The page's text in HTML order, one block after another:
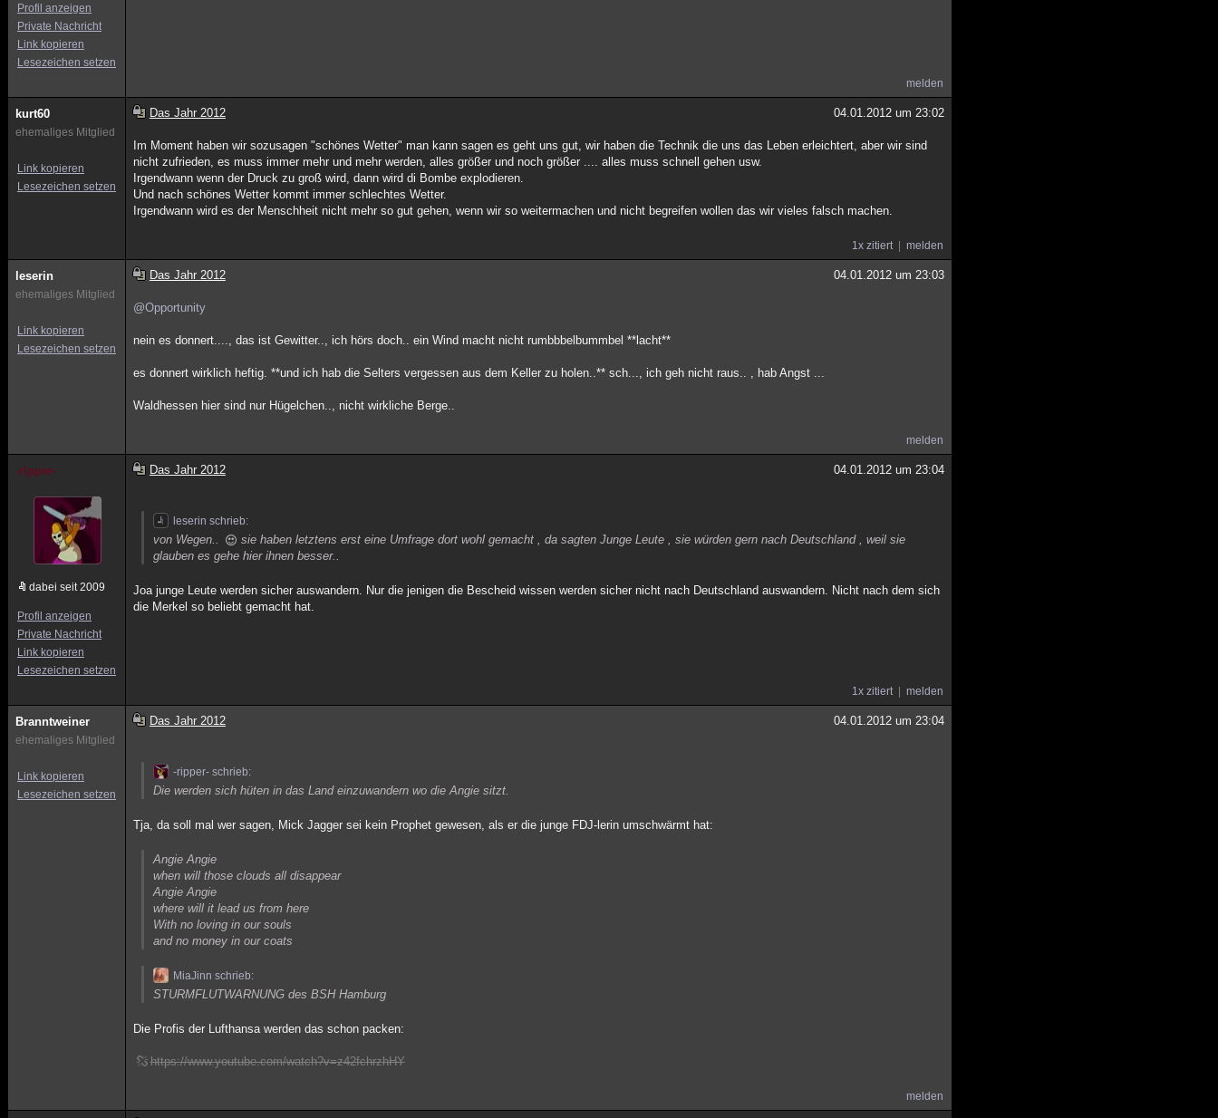
Profil anzeigen
Private Nachricht
Link kopieren
Lesezeichen setzen
melden
kurt60
ehemaliges Mitglied
Link kopieren
Lesezeichen setzen
Das Jahr 2012 04.01.2012 um 23:02
Im Moment haben wir sozusagen "schönes Wetter" man kann sagen es geht uns gut, wir haben die Technik die uns das Leben erleichtert, aber wir sind
nicht zufrieden, es muss immer mehr und mehr werden, alles größer und noch größer .... alles muss schnell gehen usw.
Irgendwann wenn der Druck zu groß wird, dann wird di Bombe explodieren.
Und nach schönes Wetter kommt immer schlechtes Wetter.
Irgendwann wird es der Menschheit nicht mehr so gut gehen, wenn wir so weitermachen und nicht begreifen wollen das wir vieles falsch machen.
1x zitiert melden
leserin
ehemaliges Mitglied
Link kopieren
Lesezeichen setzen
Das Jahr 2012 04.01.2012 um 23:03
@Opportunity
nein es donnert...., das ist Gewitter.., ich hörs doch.. ein Wind macht nicht rumbbbelbummbel **lacht**
es donnert wirklich heftig. **und ich hab die Selters vergessen aus dem Keller zu holen..** sch..., ich geh nicht raus.. , hab Angst ...
Waldhessen hier sind nur Hügelchen.., nicht wirkliche Berge..
melden
-ripper-
dabei seit 2009
Profil anzeigen
Private Nachricht
Link kopieren
Lesezeichen setzen
Das Jahr 2012 04.01.2012 um 23:04
leserin schrieb:
von Wegen..
sie haben letztens erst eine Umfrage dort wohl gemacht , da sagten Junge Leute , sie würden gern nach Deutschland , weil sie
glauben es gehe hier ihnen besser..
Joa junge Leute werden sicher auswandern. Nur die jenigen die Bescheid wissen werden sicher nicht nach Deutschland auswandern. Nicht nach dem sich
die Merkel so beliebt gemacht hat.
1x zitiert melden
Branntweiner
ehemaliges Mitglied
Link kopieren
Lesezeichen setzen
Das Jahr 2012 04.01.2012 um 23:04
-ripper- schrieb:
Die werden sich hüten in das Land einzuwandern wo die Angie sitzt.
Tja, da soll mal wer sagen, Mick Jagger sei kein Prophet gewesen, als er die junge FDJ-lerin umschwärmt hat:
Angie Angie
when will those clouds all disappear
Angie Angie
where will it lead us from here
With no loving in our souls
and no money in our coats
MiaJinn schrieb:
STURMFLUTWARNUNG des BSH Hamburg
Die Profis der Lufthansa werden das schon packen:
https://www.youtube.com/watch?v=z42fchrzhHY
melden